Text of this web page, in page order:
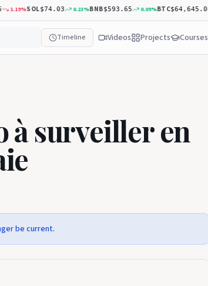
%SOL$74.03 0.23 %BNB$593.65 0.09 %BTC$64,645.00
Timeline Videos Projects Courses
à surveiller en
be current.